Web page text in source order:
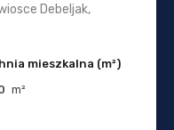
Debeljak,
mieszkalna (m²)
m²